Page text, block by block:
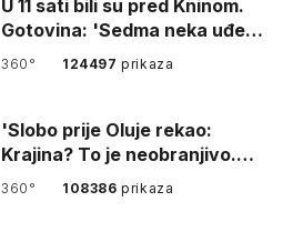
U 11 sati bili su pred Kninom.
Gotovina: 'Sedma neka uđe,
4. gardijska neka g…
360° 124497prikaza
'Slobo prije Oluje rekao:
Krajina? To je neobranjivo.
Tuđmana zvao Krivousti'
360° 108386prikaza